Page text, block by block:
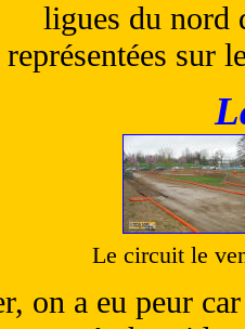
ligues du nord
représentées sur
Le circuit le
on a eu peur